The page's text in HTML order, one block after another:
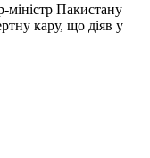
міністр Пакистану
кару, що діяв у